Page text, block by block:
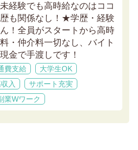
経験でも高時給なのはココ
も関係なし！★学歴・経験
！全員がスタートから高時
・仲介料一切なし、バイト
金で手渡しです！
費支給
大学生OK
入
サポート充実
業Wワーク